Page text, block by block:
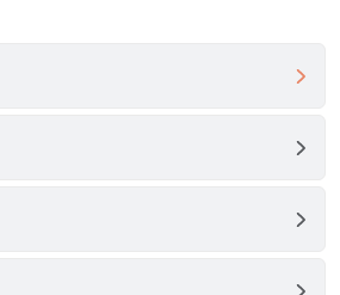
zusätzlich stehen weitere
die jeweiligen
du uns bequem über die
„Hedelfingen“ (U9 & U13) sowie
entfernt.